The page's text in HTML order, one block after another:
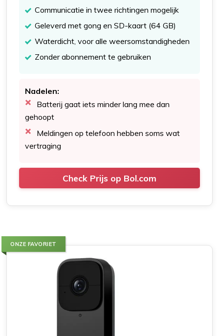
Communicatie in twee richtingen mogelijk
Geleverd met gong en SD-kaart (64 GB)
Waterdicht, voor alle weersomstandigheden
Zonder abonnement te gebruiken
Nadelen:
Batterij gaat iets minder lang mee dan
gehoopt
Meldingen op telefoon hebben soms wat
vertraging
Check Prijs op Bol.com
ONZE FAVORIET